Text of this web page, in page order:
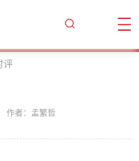
评
作者：孟繁哲